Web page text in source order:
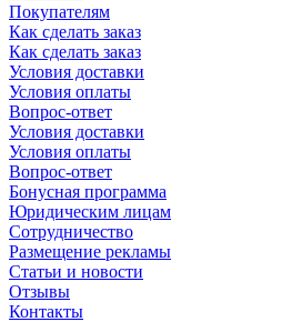
Покупателям
Как сделать заказ
Как сделать заказ
Условия доставки
Условия оплаты
Вопрос-ответ
Условия доставки
Условия оплаты
Вопрос-ответ
Бонусная программа
Юридическим лицам
Сотрудничество
Размещение рекламы
Статьи и новости
Отзывы
Контакты